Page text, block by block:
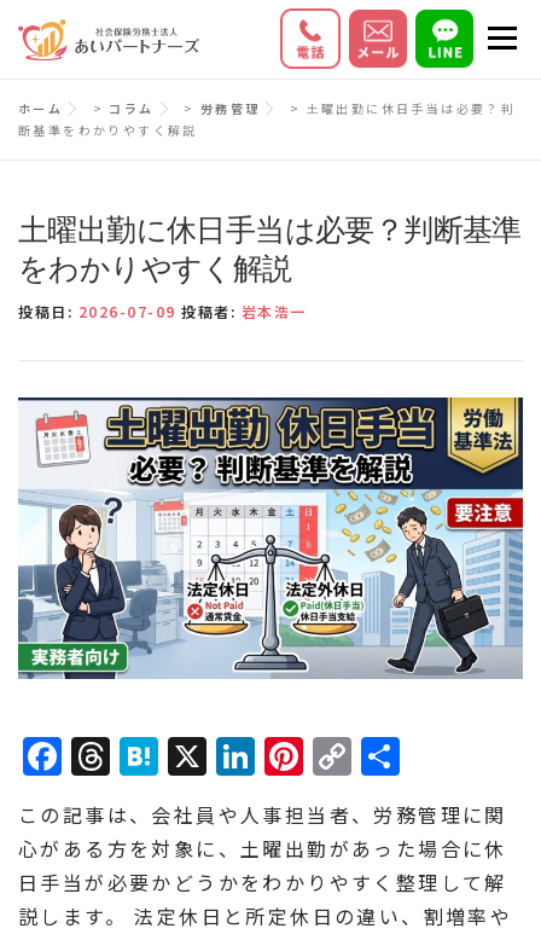
ン
ス
キ
プ
メニ
初めての方へ サービス内容 料金
ホーム > コラム > 労務管理 > 土曜出勤に休日手当は必要？判
断基準をわかりやすく解説
土曜出勤に休日手当は必要？判断基準
をわかりやすく解説
投稿日: 2026-07-09 投稿者: 岩本浩一
Facebook
Threads
Hatena
X LinkedIn
Pinterest
Copy
Link
有
この記事は、会社員や人事担当者、労務管理に関
心がある方を対象に、土曜出勤があった場合に休
日手当が必要かどうかをわかりやすく整理して解
説します。 法定休日と所定休日の違い、割増率や